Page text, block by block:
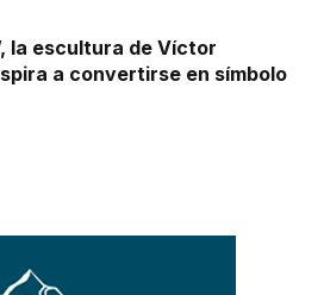
la escultura de Víctor
a convertirse en símbolo